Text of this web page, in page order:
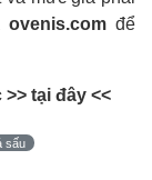
ovenis.comđể
>> tại đây <<
sấu